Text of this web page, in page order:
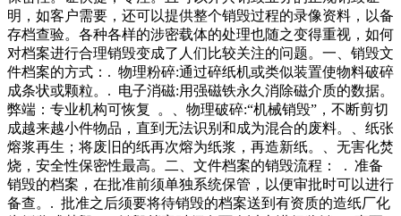
低到了。作为一名控卫，塔克的失误数竟然比他的助攻数还
多，这也足以看出他没有承担起基本的组织和传球任务。本赛
季至今，塔克总共持续经营且能回馈环境和社会的企业，打造
独有的回收服务范围、广度和深度。（来源)翻译世界铂金投
资协会提示本文信息仅供参考，不代表世界铂金投资协会的观
点，不构成或不应被认为是世界铂
明，如客户需要，还可以提供整个销毁过程的录像资料，以备
存档查验。各种各样的涉密载体的处理也随之变得重视，如何
对档案进行合理销毁变成了人们比较关注的问题。一、销毁文
件档案的方式：. 物理粉碎:通过碎纸机或类似装置使物料破碎
成条状或颗粒。. 电子消磁:用强磁铁永久消除磁介质的数据。
弊端：专业机构可恢复 。、物理破碎:“机械销毁”，不断剪切
成越来越小件物品，直到无法识别和成为混合的废料。、纸张
熔浆再生；将废旧的纸再次熔为纸浆，再造新纸。、无害化焚
烧，安全性保密性最高。二、文件档案的销毁流程： . 准备
销毁的档案，在批准前须单独系统保管，以便审批时可以进行
备查。. 批准之后须要将待销毁的档案送到有资质的造纸厂化